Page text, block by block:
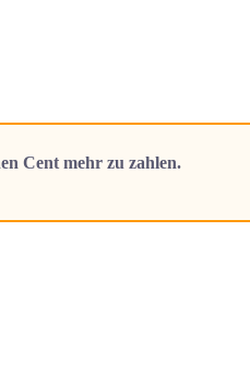
Cent mehr zu zahlen.